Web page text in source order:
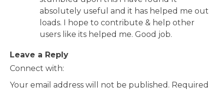
absolutely useful and it has helped me out
loads. I hope to contribute & help other
users like its helped me. Good job.
Leave a Reply
Connect with:
Your email address will not be published. Required